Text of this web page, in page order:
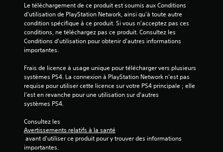
Le téléchargement de ce produit est soumis aux Conditions
d'utilisation de PlayStation Network, ainsi qu'à toute autre
condition spécifique à ce produit. Si vous n'acceptez pas ces
conditions, ne téléchargez pas ce produit. Consultez les
Conditions d'utilisation pour obtenir d'autres informations
importantes.
Frais de licence à usage unique pour télécharger vers plusieurs
systèmes PS4. La connexion à PlayStation Network n'est pas
requise pour utiliser cette licence sur votre PS4 principale ; elle
l'est en revanche pour une utilisation sur d'autres
systèmes PS4.
Consultez les
Avertissements relatifs à la santé
importantes.